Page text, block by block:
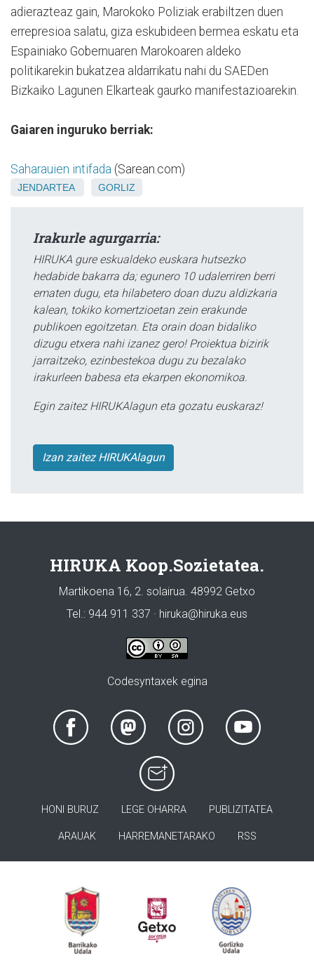
adierazteaz gain, Marokoko Poliziak erabiltzen duen
errepresioa salatu, giza eskubideen bermea eskatu eta
Espainiako Gobernuaren Marokoaren aldeko
politikarekin bukatzea aldarrikatu nahi du SAEDen
Bizkaiko Lagunen Elkarteak gaurko manifestazioarekin.
Gaiaren inguruko berriak:
Saharauien intifada (Sarean.com)
JENDARTEA GORLIZ
Irakurle agurgarria:
HIRUKA gure eskualdeko euskara hutsezko
hedabide bakarra da; egunero 10 udalerriren berri
ematen dugu, eta hilabetero doan duzu aldizkaria
kalean, tokiko komertzioetan zein erakunde
publikoen egoitzetan. Eta orain doan bidaliko
dizugu etxera nahi izanez gero! Proiektua bizirik
jarraitzeko, ezinbestekoa dugu zu bezalako
irakurleen babesa eta ekarpen ekonomikoa.
Egin zaitez HIRUKAlagun eta gozatu euskaraz!
Izan zaitez HIRUKAlagun
HIRUKA Koop.Sozietatea.
Martikoena 16, 2. solairua. 48992 Getxo
Tel.: 944 911 337 · hiruka@hiruka.eus
Codesyntaxek egina
HONI BURUZ LEGE OHARRA PUBLIZITATEA
ARAUAK HARREMANETARAKO RSS